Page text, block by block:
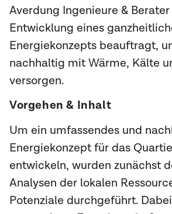
Averdung Ingenieure &
Entwicklung eines
Energiekonzepts beauftragt,
nachhaltig mit Wärme, Kälte
versorgen.
Vorgehen & Inhalt
Um ein umfassendes und
Energiekonzept für das
entwickeln, wurden zunächst
Analysen der lokalen
Potenziale durchgeführt.